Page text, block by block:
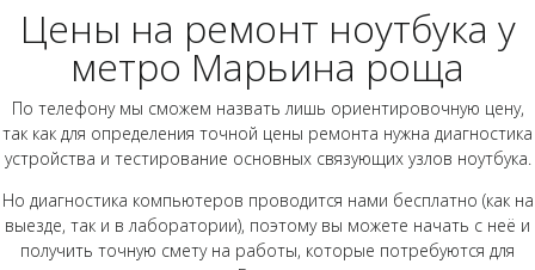
Цены на ремонт ноутбука у
метро Марьина роща
По телефону мы сможем назвать лишь ориентировочную цену,
так как для определения точной цены ремонта нужна диагностика
устройства и тестирование основных связующих узлов ноутбука.
Но диагностика компьютеров проводится нами бесплатно (как на
выезде, так и в лаборатории), поэтому вы можете начать с неё и
получить точную смету на работы, которые потребуются для